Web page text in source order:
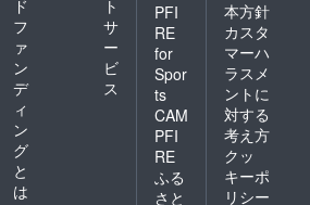
ド
フ
ァ
ン
デ
ィ
ン
グ
と
は
ト
サ
ー
ビ
ス
PFI
RE
for
Spor
ts
CAM
PFI
RE
ふる
さと
本方針
カスタ
マーハ
ラスメ
ントに
対する
考え方
クッ
キーポ
リシー